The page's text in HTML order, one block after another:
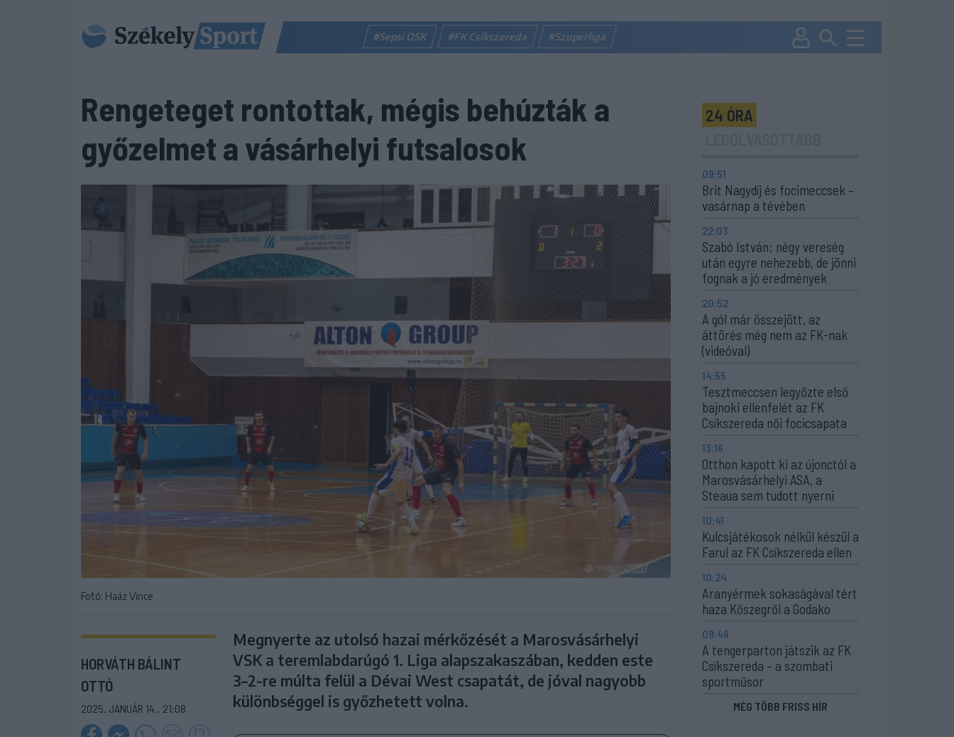
#Sepsi OSK #FK Csíkszereda #Szuperliga
Rengeteget rontottak, mégis behúzták a
győzelmet a vásárhelyi futsalosok
Fotó: Haáz Vince
HORVÁTH BÁLINT
OTTÓ
2025. JANUÁR 14., 21:08
Megnyerte az utolsó hazai mérkőzését a Marosvásárhelyi
VSK a teremlabdarúgó 1. Liga alapszakaszában, kedden este
3–2-re múlta felül a Dévai West csapatát, de jóval nagyobb
különbséggel is győzhetett volna.
24 ÓRA
09:51
Brit Nagydíj és focimeccsek –
vasárnap a tévében
22:03
Szabó István: négy vereség
után egyre nehezebb, de jönni
fognak a jó eredmények
20:52
A gól már összejött, az
áttörés még nem az FK-nak
(videóval)
14:55
Tesztmeccsen legyőzte első
bajnoki ellenfelét az FK
Csíkszereda női focicsapata
13:16
Otthon kapott ki az újonctól a
Marosvásárhelyi ASA, a
Steaua sem tudott nyerni
10:41
Kulcsjátékosok nélkül készül a
Farul az FK Csíkszereda ellen
10:24
Aranyérmek sokaságával tért
haza Kőszegről a Godako
09:46
A tengerparton játszik az FK
Csíkszereda – a szombati
sportműsor
MÉG TÖBB FRISS HÍR